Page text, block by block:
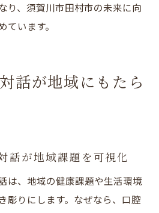
り、須賀川市田村市の未来に向
います。
話が地域にもたら
話が地域課題を可視化
は、地域の健康課題や生活環境
彫りにします。なぜなら、口腔